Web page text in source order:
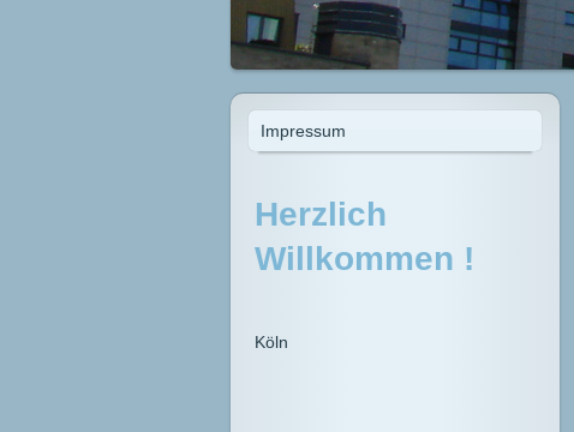
Impressum
Herzlich
Willkommen !
Köln